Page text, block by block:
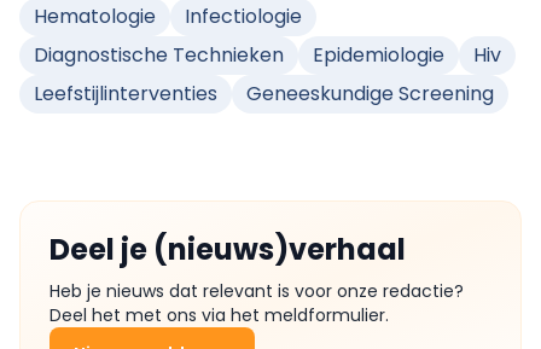
Hematologie
Infectiologie
Diagnostische Technieken
Epidemiologie
Hiv
Leefstijlinterventies
Geneeskundige Screening
Deel je (nieuws)verhaal
Heb je nieuws dat relevant is voor onze redactie?
Deel het met ons via het meldformulier.